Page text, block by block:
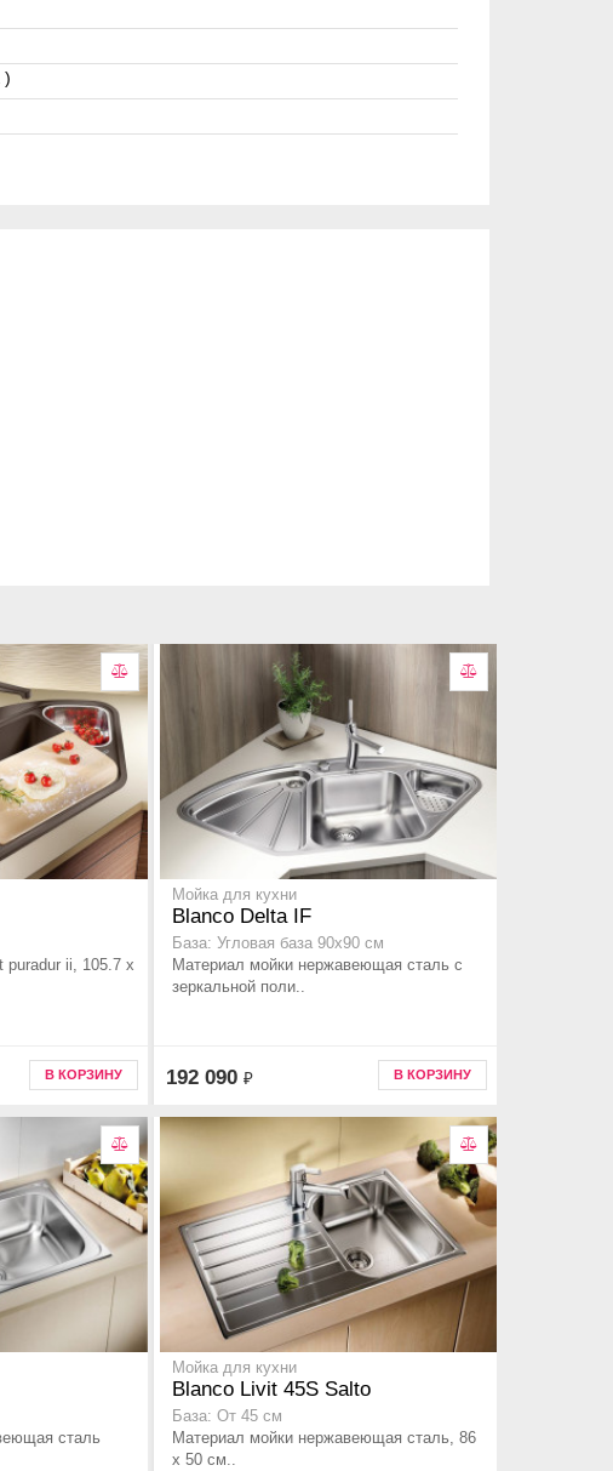
)
puradur ii, 105.7 x
В КОРЗИНУ
Мойка для кухни
Blanco Delta IF
База: Угловая база 90x90 см
Материал мойки нержавеющая сталь с
зеркальной поли..
192 090 ₽ В КОРЗИНУ
сталь
Мойка для кухни
Blanco Livit 45S Salto
База: От 45 см
Материал мойки нержавеющая сталь, 86
x 50 см..